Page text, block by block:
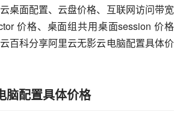
桌面配置、云盘价格、互联网访问带宽
价格、桌面组共用桌面session 价格
百科分享阿里云无影云电脑配置具体价
脑配置具体价格